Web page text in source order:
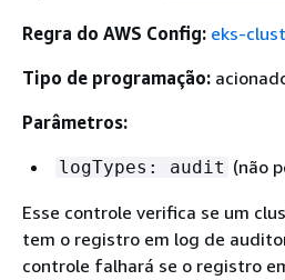
Regra do AWS Config: eks-
Tipo de programação:
Parâmetros:
logTypes: audit (não
Esse controle verifica se um
tem o registro em log de
controle falhará se o registro